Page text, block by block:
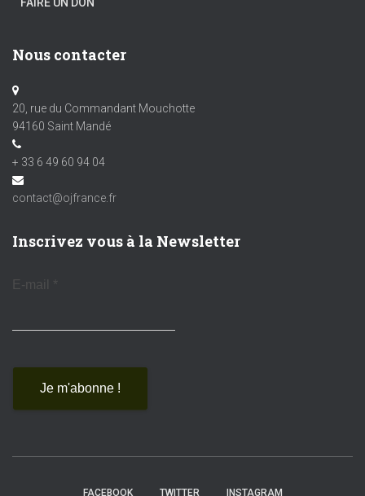
Nous contacter
20, rue du Commandant Mouchotte
94160 Saint Mandé
+ 33 6 49 60 94 04
contact@ojfrance.fr
Inscrivez vous à la Newsletter
E-mail *
FACEBOOK TWITTER INSTAGRAM